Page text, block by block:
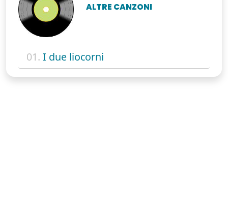
ALTRE CANZONI
01. I due liocorni